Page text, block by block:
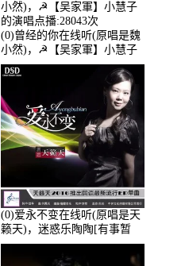
(0)曾经的你在线听(原唱是魏
小然)，☭【吴家軍】小慧子
的演唱点播:28043次
(0)爱永不变在线听(原唱是天
籁天)，迷惑乐陶陶[有事暂
离]演唱点播:27678次